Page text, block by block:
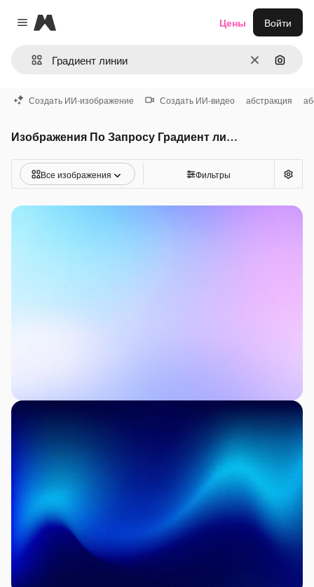
Close menu
Magnific
ОчиститьПоиск
Цены Войти
Создать ИИ-изображение Создать ИИ-видео абстракция
Изображения По Запросу Градиент линии
Все изображения Фильтры